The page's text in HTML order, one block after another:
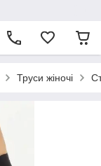
Труси жіночі